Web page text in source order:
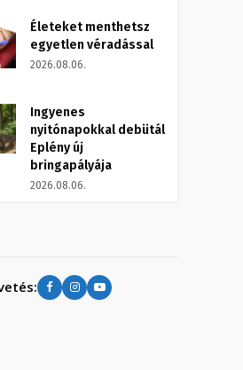
Életeket menthetsz
egyetlen véradással
2026.08.06.
Ingyenes
nyitónapokkal debütál
Eplény új
bringapályája
2026.08.06.